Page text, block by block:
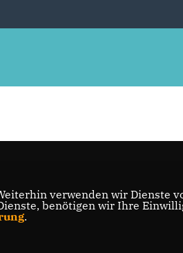
verwenden wir Dienste
benötigen wir Ihre
.